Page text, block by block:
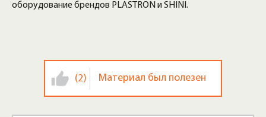
оборудование брендов PLASTRON и SHINI.
(2) Материал был полезен